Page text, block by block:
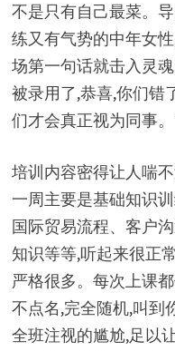
不是只有自己最菜。
练又有气势的中年女
场第一句话就击入灵
被录用了,恭喜,你们错
们才会真正视为同事。
培训内容密得让人喘
一周主要是基础知识
国际贸易流程、客户
知识等等,听起来很正
严格很多。每次上课
不点名,完全随机,叫到
全班注视的尴尬,足以